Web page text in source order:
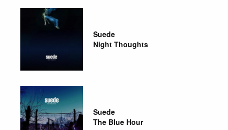
Suede
Night Thoughts
Suede
The Blue Hour